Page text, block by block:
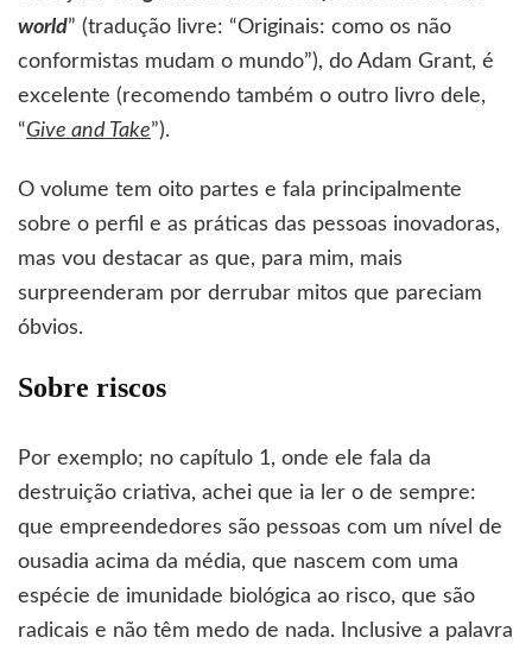
world” (tradução livre: “Originais: como os não
conformistas mudam o mundo”), do Adam Grant, é
excelente (recomendo também o outro livro dele,
“Give and Take”).
O volume tem oito partes e fala principalmente
sobre o perfil e as práticas das pessoas inovadoras,
mas vou destacar as que, para mim, mais
surpreenderam por derrubar mitos que pareciam
óbvios.
Sobre riscos
Por exemplo; no capítulo 1, onde ele fala da
destruição criativa, achei que ia ler o de sempre:
que empreendedores são pessoas com um nível de
ousadia acima da média, que nascem com uma
espécie de imunidade biológica ao risco, que são
radicais e não têm medo de nada. Inclusive a palavra